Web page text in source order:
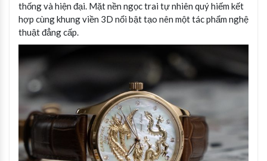
thống và hiện đại. Mặt nền ngọc trai tự nhiên quý hiếm kết
hợp cùng khung viền 3D nổi bật tạo nên một tác phẩm nghệ
thuật đẳng cấp.